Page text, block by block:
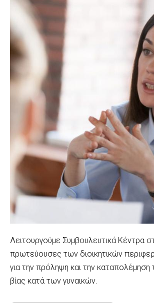
Λειτουργούμε Συμβουλευτικά Κέντρα
πρωτεύουσες των διοικητικών
για την πρόληψη και την καταπολέμηση
βίας κατά των γυναικών.